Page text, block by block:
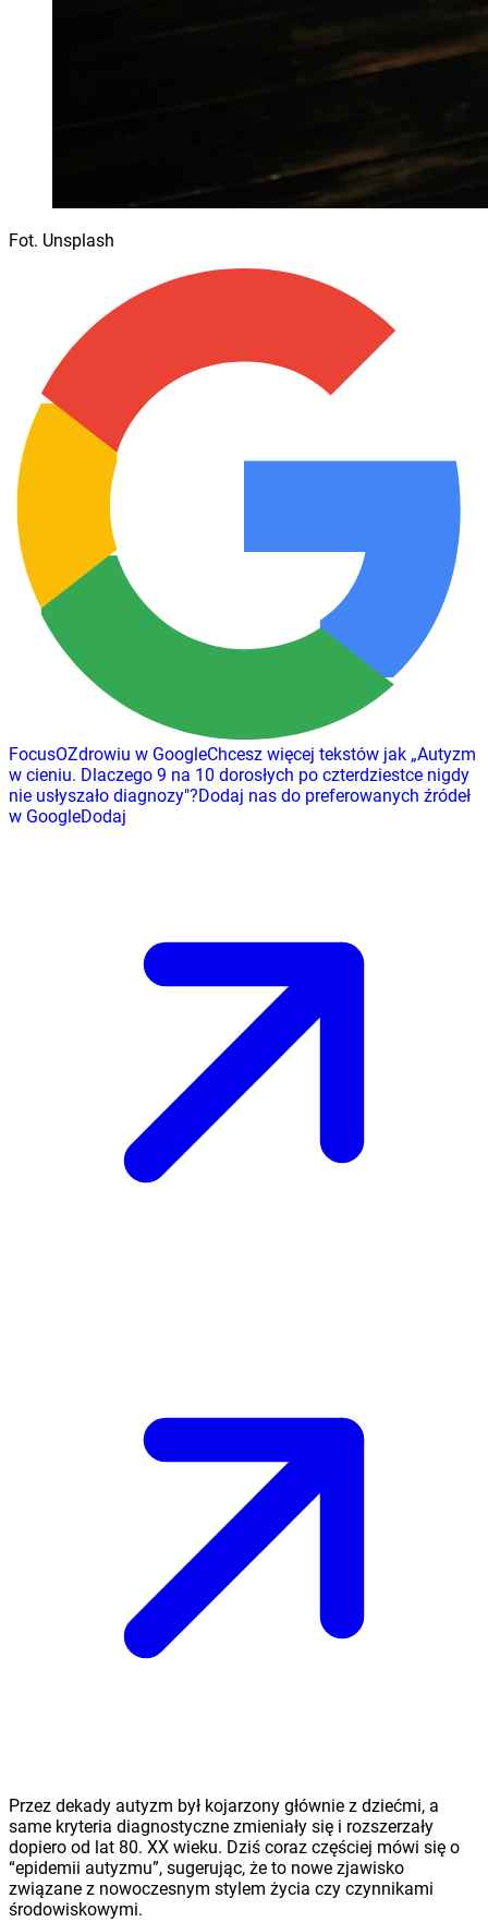
Fot. Unsplash
FocusOZdrowiu w GoogleChcesz więcej tekstów jak „Autyzm
w cieniu. Dlaczego 9 na 10 dorosłych po czterdziestce nigdy
nie usłyszało diagnozy"?Dodaj nas do preferowanych źródeł
w GoogleDodaj
Przez dekady autyzm był kojarzony głównie z dziećmi, a
same kryteria diagnostyczne zmieniały się i rozszerzały
dopiero od lat 80. XX wieku. Dziś coraz częściej mówi się o
“epidemii autyzmu”, sugerując, że to nowe zjawisko
związane z nowoczesnym stylem życia czy czynnikami
środowiskowymi.